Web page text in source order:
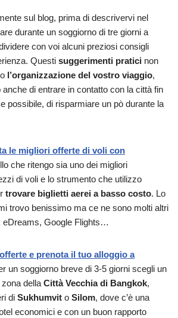
sul blog, prima di descrivervi nel
durante un soggiorno di tre giorni a
con voi alcuni preziosi consigli
Questi suggerimenti pratici non
l’organizzazione del vostro viaggio,
di entrare in contatto con la città fin
possibile, di risparmiare un pò durante la
le migliori offerte di voli con
che ritengo sia uno dei migliori
di voli e lo strumento che utilizzo
trovare biglietti aerei a basso costo. Lo
trovo benissimo ma ce ne sono molti altri
eDreams, Google Flights…
e prenota il tuo alloggio a
un soggiorno breve di 3-5 giorni scegli un
della Città Vecchia di Bangkok,
di Sukhumvit o Silom, dove c’è una
economici e con un buon rapporto